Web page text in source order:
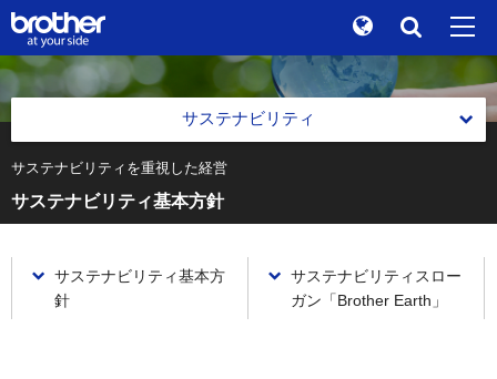
ja 日本語
検索
Global
サステナビリティ
グループ企業情報
サステナビリティ
トップメッセージ
サステナビリティを重視した経営
サステナビリティを重視した経営
サステナビリティ基本方針
サステナビリティを重視した経営
サステナビリティ基本方針
サステナビリティ基本方
針
サステナビリティスロー
ガン「Brother Earth」